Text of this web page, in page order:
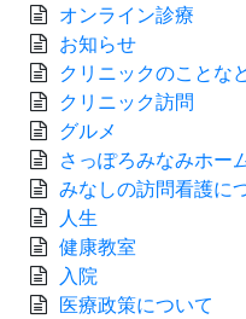
オンライン診療
お知らせ
クリニックのことな
クリニック訪問
グルメ
さっぽろみなみホー
みなしの訪問看護に
人生
健康教室
入院
医療政策について